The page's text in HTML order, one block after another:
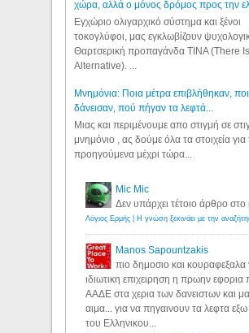
χώρα, αλλά ο μόνος δρόμος προς την
Εγχώριο ολιγαρχικό σύστημα και ξένοι
τοκογλύφοι, μας εγκλωβίζουν
Θαρτσερική προπαγάνδα TINA (There
Alternative). ...
Μνημόνια: Ποια μέτρα επιβλήθηκαν,
δάνεισαν, πού πήγαν τα λεφτά...
Μιας και περιμένουμε απο στιγμή σε
μνημόνιο , ας δούμε όλα τα στοιχεία για
προηγούμενα μέχρι τώρα...
Mic Mic
Δεν υπάρχει τέτοιο άρθρο
Manos Sapountzakis
πιο δημοσιο και κουραφεξαλα
ιδιωτικη επιχειρηση η πρωην εφορια
ΑΑΔΕ στα χερια των δανειστων και
αιμα... για να πηγαινουν τα λεφτα εξω
του Ελληνικου...